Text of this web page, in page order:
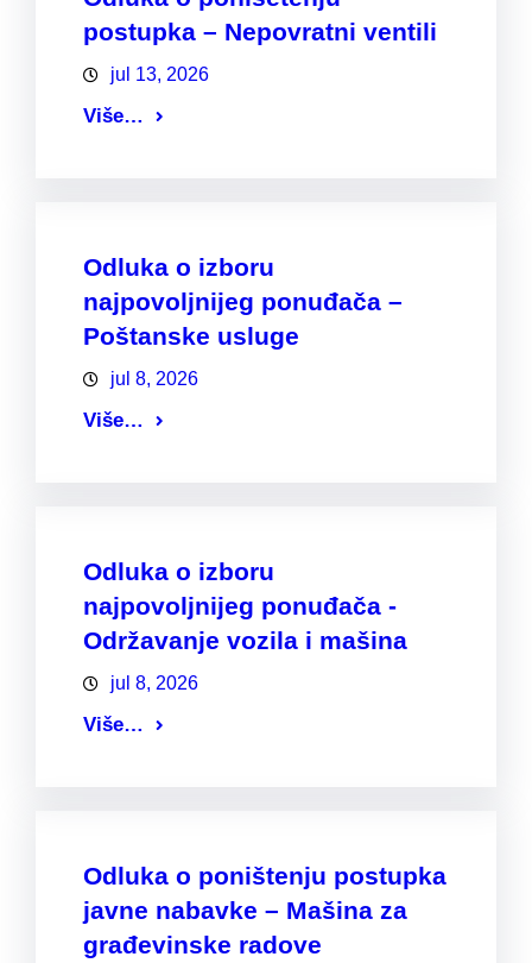
postupka – Nepovratni ventili
jul 13, 2026
Više…
Odluka o izboru
najpovoljnijeg ponuđača –
Poštanske usluge
jul 8, 2026
Više…
Odluka o izboru
najpovoljnijeg ponuđača -
Održavanje vozila i mašina
jul 8, 2026
Više…
Odluka o poništenju postupka
javne nabavke – Mašina za
građevinske radove